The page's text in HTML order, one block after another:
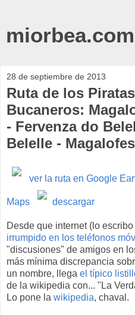
miorbea.com
28 de septiembre de 2013
Ruta de los
Bucaneros:
- Fervenza do
Belelle - Magalofes
ver la ruta en Google
Maps descargar
Desde que internet (lo
irrumpido en los teléfonos
"discusiones" de amigos en
más mínima discrepancia
un nombre, llega el típico
de la wikipedia con... "La
Lo pone la wikipedia, chaval.